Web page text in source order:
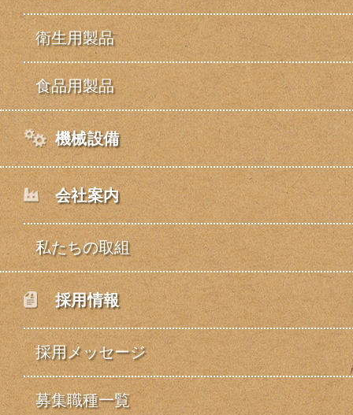
衛生用製品
食品用製品
機械設備
会社案内
私たちの取組
採用情報
採用メッセージ
募集職種一覧